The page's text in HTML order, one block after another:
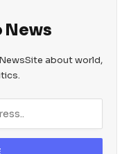
News
about world,